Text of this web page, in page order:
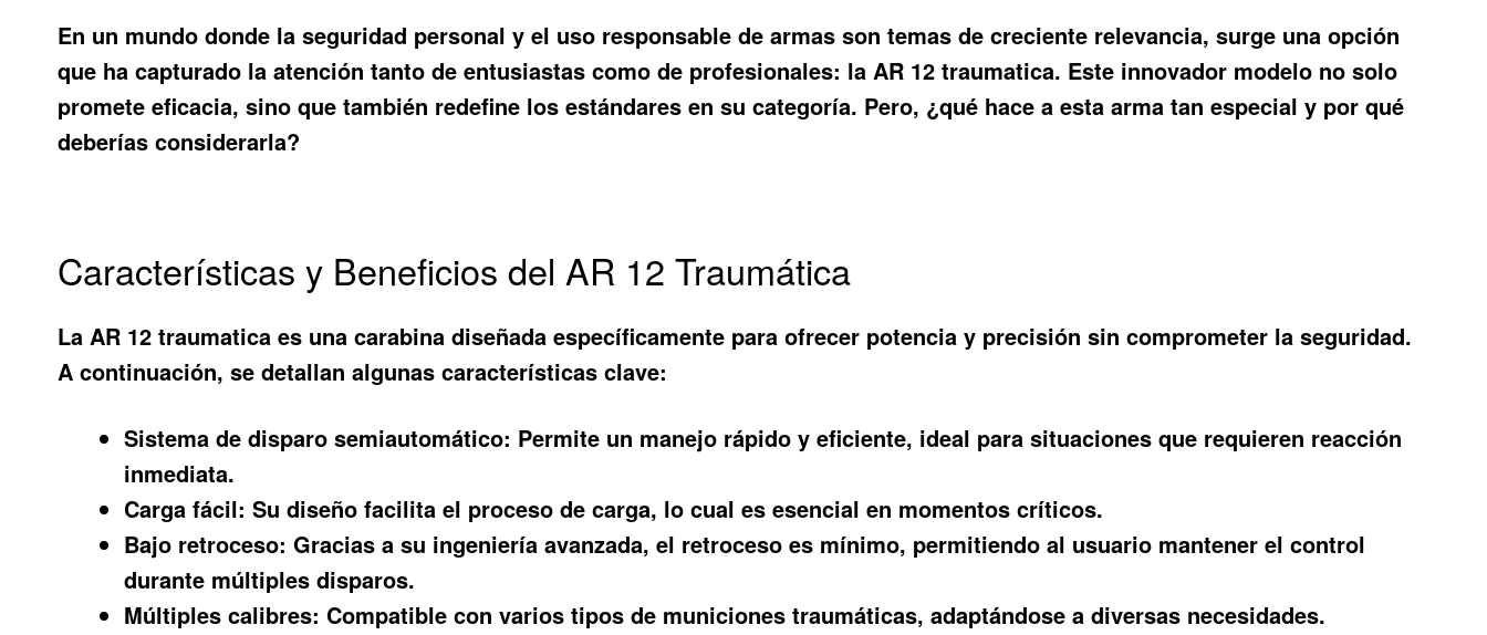
En un mundo donde la seguridad personal y el uso responsable de armas son temas de creciente relevancia, surge una opción
que ha capturado la atención tanto de entusiastas como de profesionales: laAR 12 traumatica. Este innovador modelo no solo
promete eficacia, sino que también redefine los estándares en su categoría. Pero, ¿qué hace a esta arma tan especial y por qué
deberías considerarla?
Características y Beneficios del AR 12 Traumática
LaAR 12 traumatica es una carabina diseñada específicamente para ofrecer potencia y precisión sin comprometer la seguridad.
A continuación, se detallan algunas características clave:
Sistema de disparo semiautomático: Permite un manejo rápido y eficiente, ideal para situaciones que requieren reacción
inmediata.
Carga fácil: Su diseño facilita el proceso de carga, lo cual es esencial en momentos críticos.
Bajo retroceso: Gracias a su ingeniería avanzada, el retroceso es mínimo, permitiendo al usuario mantener el control
durante múltiples disparos.
Múltiples calibres: Compatible con varios tipos de municiones traumáticas, adaptándose a diversas necesidades.